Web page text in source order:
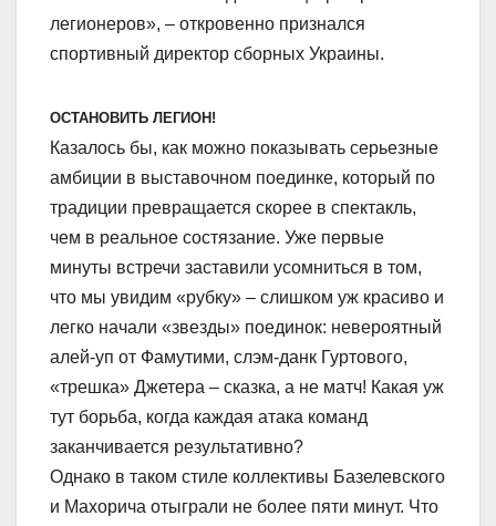
легионеров», – откровенно признался
спортивный директор сборных Украины.
ОСТАНОВИТЬ ЛЕГИОН!
Казалось бы, как можно показывать серьезные
амбиции в выставочном поединке, который по
традиции превращается скорее в спектакль,
чем в реальное состязание. Уже первые
минуты встречи заставили усомниться в том,
что мы увидим «рубку» – слишком уж красиво и
легко начали «звезды» поединок: невероятный
алей-уп от Фамутими, слэм-данк Гуртового,
«трешка» Джетера – сказка, а не матч! Какая уж
тут борьба, когда каждая атака команд
заканчивается результативно?
Однако в таком стиле коллективы Базелевского
и Махорича отыграли не более пяти минут. Что